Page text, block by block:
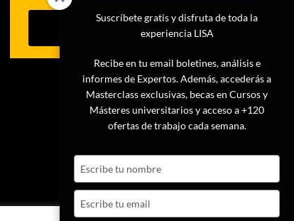
Suscribirme
Suscríbete gratis y disfruta de toda la
experiencia LISA
Recibe en tu email boletines, análisis e
informes de Expertos. Además, accederás a
Masterclass exclusivas, becas en Cursos y
Másteres universitarios y acceso a +120
ofertas de trabajo cada semana.
name